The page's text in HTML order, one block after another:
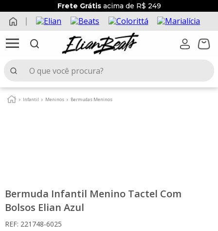
Frete Grátisacima de R$ 249
Infantil Meninos Bermudas Meninos
Bermuda Infantil Menino Tactel Com
Bolsos Elian Azul
REF: 221748-6025
TERMOS MAIS BUSCADOS
6º
blusa
7º
saia
8º
calça